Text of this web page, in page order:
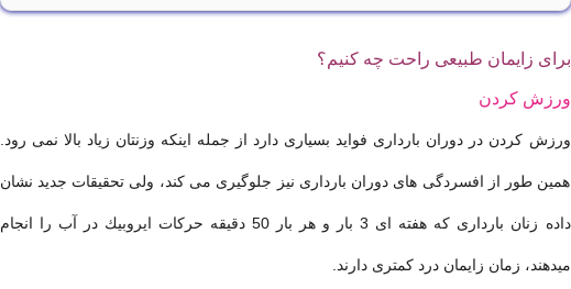
برای زایمان طبیعی راحت چه کنیم؟
ورزش كردن
ورزش كردن در دوران بارداری فواید بسیاری دارد از جمله اینكه وزنتان زیاد بالا نمی رود.
همین طور از افسردگی های دوران بارداری نیز جلوگیری می كند، ولی تحقیقات جدید نشان
داده زنان بارداری كه هفته ای 3 بار و هر بار 50 دقیقه حركات ایروبیك در آب را انجام
میدهند، زمان زایمان درد كمتری دارند.